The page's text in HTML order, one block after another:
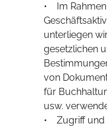
• Im
unterliegen
gesetzlichen
von
für
usw.
• Zugriff und